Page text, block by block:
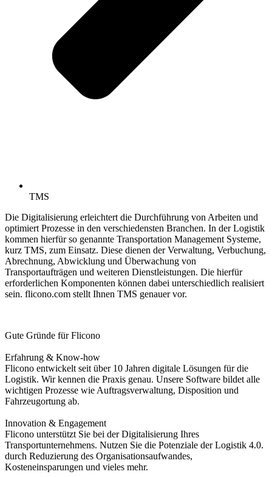
TMS
Die Digitalisierung erleichtert die Durchführung von Arbeiten und
optimiert Prozesse in den verschiedensten Branchen. In der Logistik
kommen hierfür so genannte Transportation Management Systeme,
kurz TMS, zum Einsatz. Diese dienen der Verwaltung, Verbuchung,
Abrechnung, Abwicklung und Überwachung von
Transportaufträgen und weiteren Dienstleistungen. Die hierfür
erforderlichen Komponenten können dabei unterschiedlich realisiert
sein. flicono.com stellt Ihnen TMS genauer vor.
Gute Gründe für Flicono
Erfahrung & Know-how
Flicono entwickelt seit über 10 Jahren digitale Lösungen für die
Logistik. Wir kennen die Praxis genau. Unsere Software bildet alle
wichtigen Prozesse wie Auftragsverwaltung, Disposition und
Fahrzeugortung ab.
Innovation & Engagement
Flicono unterstützt Sie bei der Digitalisierung Ihres
Transportunternehmens. Nutzen Sie die Potenziale der Logistik 4.0.
durch Reduzierung des Organisationsaufwandes,
Kosteneinsparungen und vieles mehr.